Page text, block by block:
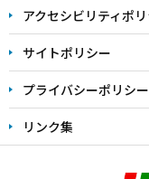
アクセシビリティポ
サイトポリシー
プライバシーポリシー
リンク集